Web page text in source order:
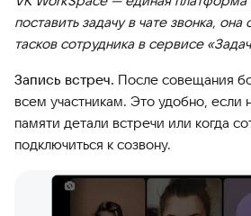
поставить задачу в чате звонка,
тасков сотрудника в сервисе
Запись встреч. После совещания
всем участникам. Это удобно, если
памяти детали встречи или когда
подключиться к созвону.